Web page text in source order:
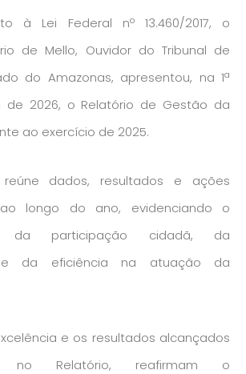
à Lei Federal nº 13.460/2017, o
de Mello, Ouvidor do Tribunal de
do Amazonas, apresentou, na 1ª
de 2026, o Relatório de Gestão da
ao exercício de 2025.
dados, resultados e ações
ao longo do ano, evidenciando o
da participação cidadã, da
e da eficiência na atuação da
e os resultados alcançados
no Relatório, reafirmam o